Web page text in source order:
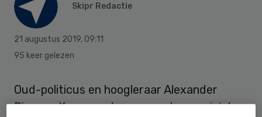
Skipr Redactie
21 augustus 2019, 09:11
95 keer gelezen
Oud-politicus en hoogleraar Alexander
Rinnooy Kan neemt op verzoek van minister